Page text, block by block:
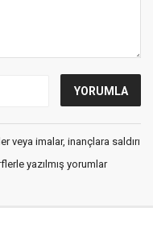
veya imalar, inançlara saldırı
yazılmış yorumlar